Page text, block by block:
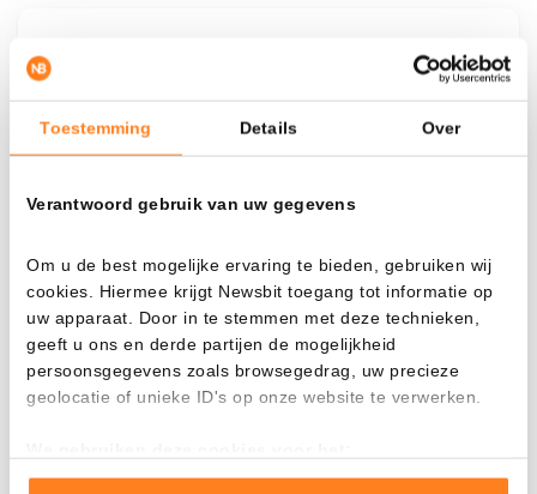
Toestemming Details Over
Verantwoord gebruik van uw gegevens
Om u de best mogelijke ervaring te bieden, gebruiken wij
cookies. Hiermee krijgt Newsbit toegang tot informatie op
uw apparaat. Door in te stemmen met deze technieken,
geeft u ons en derde partijen de mogelijkheid
persoonsgegevens zoals browsegedrag, uw precieze
geolocatie of unieke ID's op onze website te verwerken.
Goed laten functioneren van deze website
Mira cuánto valor tendrías hoy si hubieras
aplicado el dollar-cost averaging en distintas
criptomonedas.
Había invertido En
Cada Desde
---